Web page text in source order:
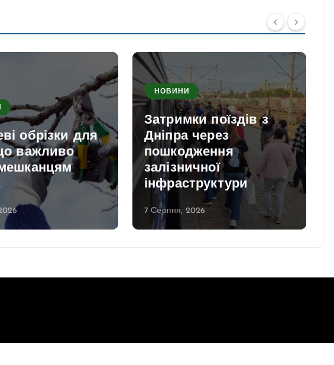
обрізки для
важливо
НОВИНИ
Затримки поїздів з
Дніпра через
пошкодження
залізничної
інфраструктури
7 Серпня, 2026